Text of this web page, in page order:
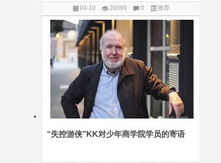
04-10 20099 0 推荐
“失控游侠”KK对少年商学院学员的寄语